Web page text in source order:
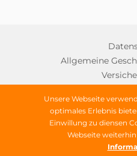
Unsere Webseite
optimales Erlebnis
Einwillung zu diensen
Webseite
Allgemeine
Copyright © 2026
Alle Rechte